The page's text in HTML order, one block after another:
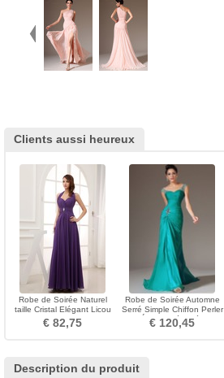
Clients aussi heureux
Robe de Soirée Naturel
taille Cristal Elégant Licou
Chiffon Norme
€ 82,75
Robe de Soirée Automne
Serré Simple Chiffon Perler
Épaule Dégagée
€ 120,45
Description du produit